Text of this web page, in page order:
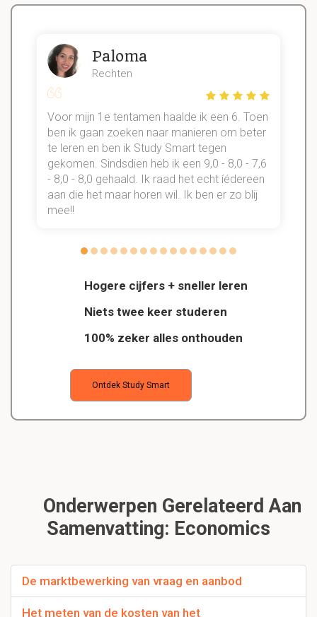
Hogere cijfers + sneller leren
Niets twee keer studeren
100% zeker alles onthouden
Ontdek Study Smart
Paloma
Rechten
Voor mijn 1e tentamen haalde ik een 6. Toen
ben ik gaan zoeken naar manieren om beter
te leren en ben ik Study Smart tegen
gekomen. Sindsdien heb ik een 9,0 - 8,0 - 7,6
- 8,0 - 8,0 gehaald. Ik raad het echt íédereen
aan die het maar horen wil. Ik ben er zo blij
mee!!
Onderwerpen Gerelateerd Aan
Samenvatting: Economics
De marktbewerking van vraag en aanbod
Het meten van de kosten van het